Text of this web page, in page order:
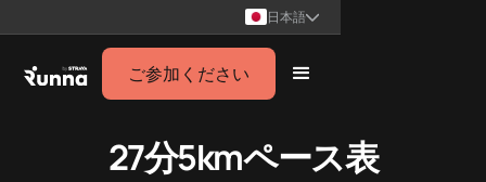
日本語
ご参加ください
27分5kmペース表